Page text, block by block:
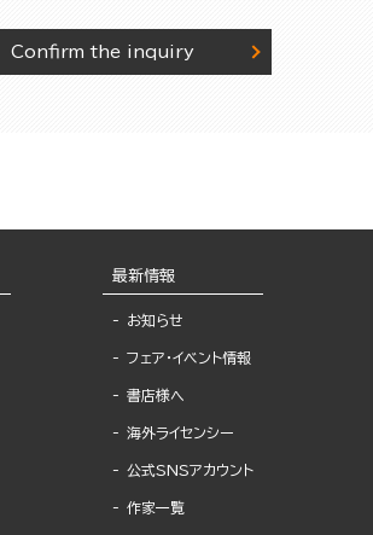
Confirm the inquiry
最新情報
お知らせ
フェア・イベント情報
書店様へ
海外ライセンシー
公式SNSアカウント
作家一覧